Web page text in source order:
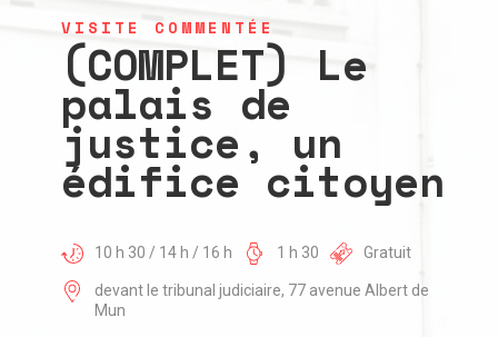
VISITE COMMENTÉE
(COMPLET) Le
palais de
justice, un
édifice citoyen
10 h 30 / 14 h / 16 h 1 h 30 Gratuit
devant le tribunal judiciaire, 77 avenue Albert de
Mun